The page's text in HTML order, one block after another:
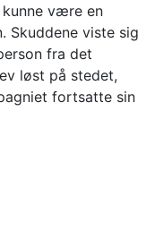
være en
Skuddene viste sig
fra det
løst på stedet,
fortsatte sin